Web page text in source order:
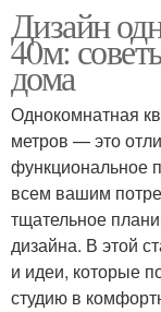
Дизайн
40м:
дома
Однокомнатная
метров — это
функциональное
всем вашим
тщательное
дизайна. В этой
и идеи, которые
студию в